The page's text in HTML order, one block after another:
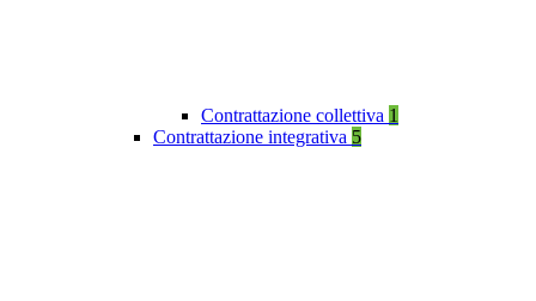
Contrattazione collettiva 1
Contrattazione integrativa 5